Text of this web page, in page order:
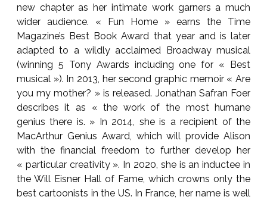
new chapter as her intimate work garners a much
wider audience. « Fun Home » earns the Time
Magazine’s Best Book Award that year and is later
adapted to a wildly acclaimed Broadway musical
(winning 5 Tony Awards including one for « Best
musical »). In 2013, her second graphic memoir « Are
you my mother? » is released. Jonathan Safran Foer
describes it as « the work of the most humane
genius there is. » In 2014, she is a recipient of the
MacArthur Genius Award, which will provide Alison
with the financial freedom to further develop her
« particular creativity ». In 2020, she is an inductee in
the Will Eisner Hall of Fame, which crowns only the
best cartoonists in the US. In France, her name is well